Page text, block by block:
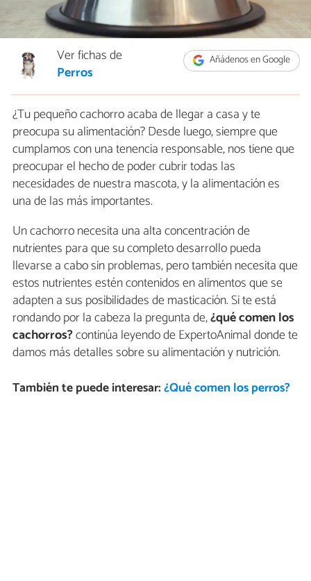
Añádenos en Google
Ver fichas de
Perros
¿Tu pequeño cachorro acaba de llegar a casa y te
preocupa su alimentación? Desde luego, siempre que
cumplamos con una tenencia responsable, nos tiene que
preocupar el hecho de poder cubrir todas las
necesidades de nuestra mascota, y la alimentación es
una de las más importantes.
Un cachorro necesita una alta concentración de
nutrientes para que su completo desarrollo pueda
llevarse a cabo sin problemas, pero también necesita que
estos nutrientes estén contenidos en alimentos que se
adapten a sus posibilidades de masticación. Si te está
rondando por la cabeza la pregunta de,¿qué comen los
cachorros?continúa leyendo de ExpertoAnimal donde te
damos más detalles sobre su alimentación y nutrición.
También te puede interesar:¿Qué comen los perros?